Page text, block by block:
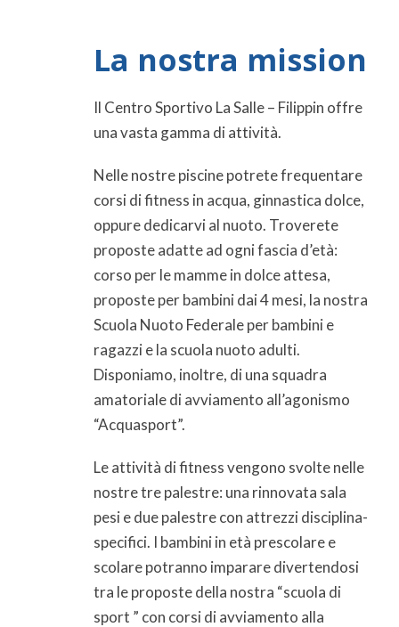
La nostra mission
Il Centro Sportivo La Salle – Filippin offre
una vasta gamma di attività.
Nelle nostre piscine potrete frequentare
corsi di fitness in acqua, ginnastica dolce,
oppure dedicarvi al nuoto. Troverete
proposte adatte ad ogni fascia d’età:
corso per le mamme in dolce attesa,
proposte per bambini dai 4 mesi, la nostra
Scuola Nuoto Federale per bambini e
ragazzi e la scuola nuoto adulti.
Disponiamo, inoltre, di una squadra
amatoriale di avviamento all’agonismo
“Acquasport”.
Le attività di fitness vengono svolte nelle
nostre tre palestre: una rinnovata sala
pesi e due palestre con attrezzi disciplina-
specifici. I bambini in età prescolare e
scolare potranno imparare divertendosi
tra le proposte della nostra “scuola di
sport ” con corsi di avviamento alla